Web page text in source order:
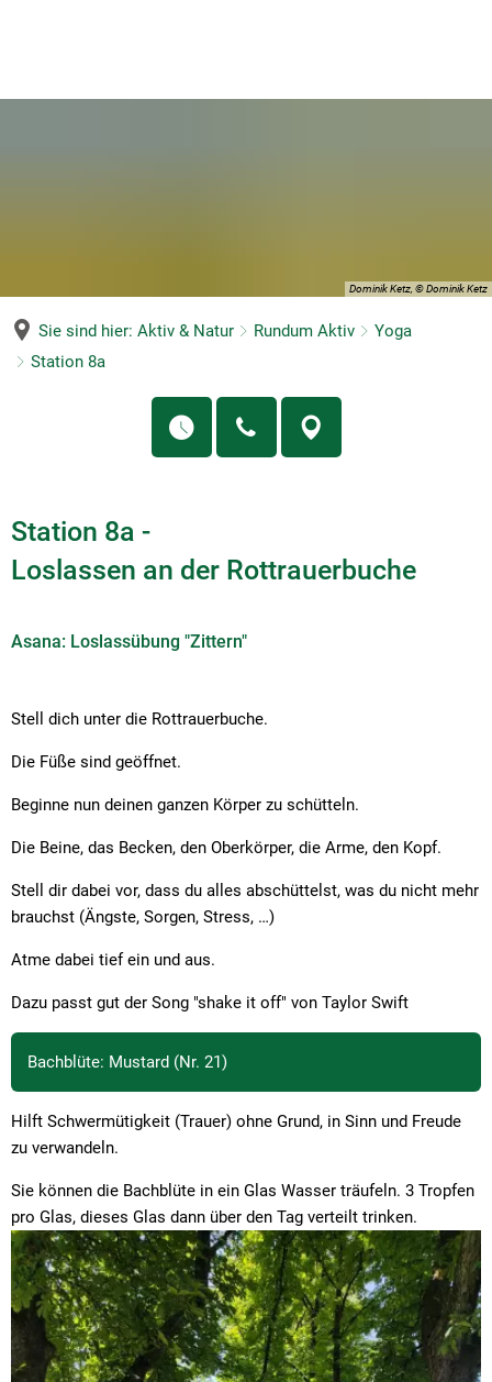
Dominik Ketz, © Dominik Ketz
Sie sind hier: Aktiv & Natur Rundum Aktiv
Yoga
Station 8a
Station 8a -
Loslassen an der Rottrauerbuche
Asana: Loslassübung "Zittern"
Stell dich unter die Rottrauerbuche.
Die Füße sind geöffnet.
Beginne nun deinen ganzen Körper zu schütteln.
Die Beine, das Becken, den Oberkörper, die Arme, den Kopf.
Stell dir dabei vor, dass du alles abschüttelst, was du nicht mehr
brauchst (Ängste, Sorgen, Stress, …)
Atme dabei tief ein und aus.
Dazu passt gut der Song "shake it off" von Taylor Swift
Bachblüte: Mustard (Nr. 21)
Hilft Schwermütigkeit (Trauer) ohne Grund, in Sinn und Freude
zu verwandeln.
Sie können die Bachblüte in ein Glas Wasser träufeln. 3 Tropfen
pro Glas, dieses Glas dann über den Tag verteilt trinken.